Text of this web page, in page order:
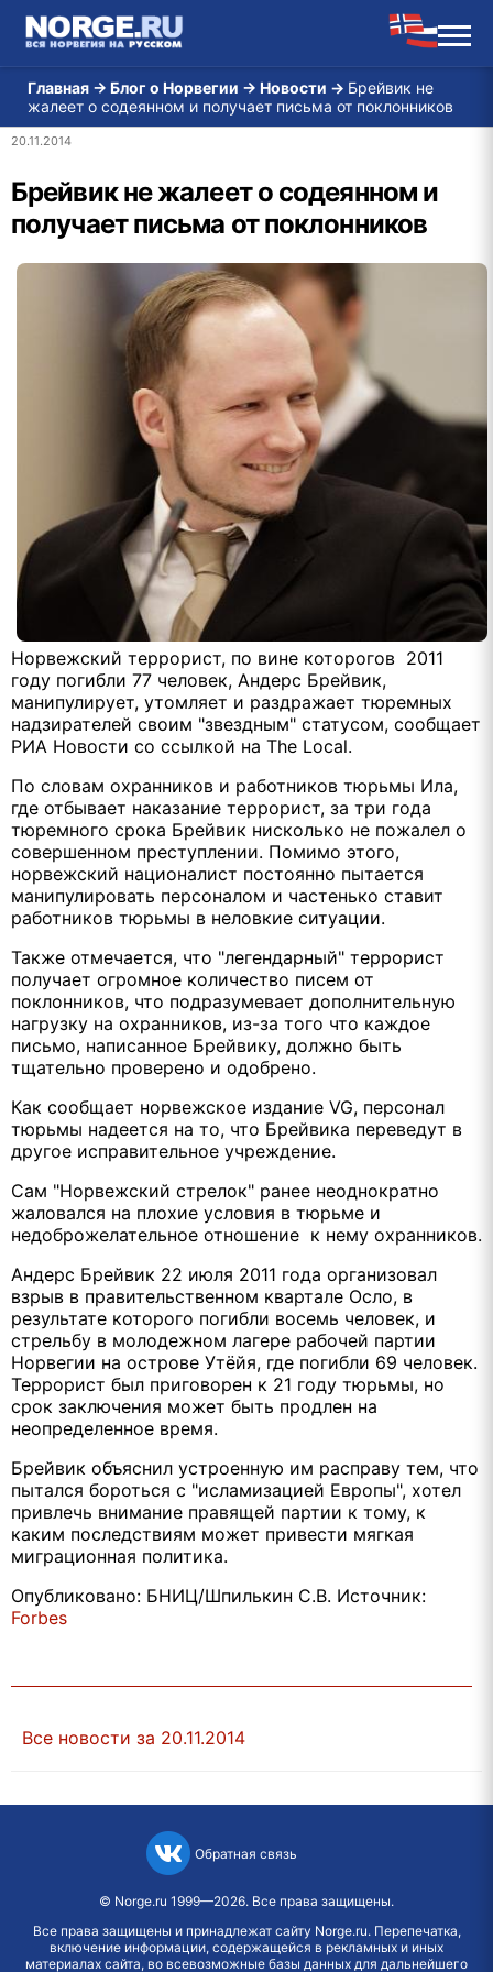
Главная → Блог о Норвегии → Новости → Брейвик не
жалеет о содеянном и получает письма от поклонников
20.11.2014
Брейвик не жалеет о содеянном и
получает письма от поклонников
Норвежский террорист, по вине которогов 2011
году погибли 77 человек, Андерс Брейвик,
манипулирует, утомляет и раздражает тюремных
надзирателей своим "звездным" статусом, сообщает
РИА Новости со ссылкой на The Local.
По словам охранников и работников тюрьмы Ила,
где отбывает наказание террорист, за три года
тюремного срока Брейвик нисколько не пожалел о
совершенном преступлении. Помимо этого,
норвежский националист постоянно пытается
манипулировать персоналом и частенько ставит
работников тюрьмы в неловкие ситуации.
Также отмечается, что "легендарный" террорист
получает огромное количество писем от
поклонников, что подразумевает дополнительную
нагрузку на охранников, из-за того что каждое
письмо, написанное Брейвику, должно быть
тщательно проверено и одобрено.
Как сообщает норвежское издание VG, персонал
тюрьмы надеется на то, что Брейвика переведут в
другое исправительное учреждение.
Сам "Норвежский стрелок" ранее неоднократно
жаловался на плохие условия в тюрьме и
недоброжелательное отношение к нему охранников.
Андерс Брейвик 22 июля 2011 года организовал
взрыв в правительственном квартале Осло, в
результате которого погибли восемь человек, и
стрельбу в молодежном лагере рабочей партии
Норвегии на острове Утёйя, где погибли 69 человек.
Террорист был приговорен к 21 году тюрьмы, но
срок заключения может быть продлен на
неопределенное время.
Брейвик объяснил устроенную им расправу тем, что
пытался бороться с "исламизацией Европы", хотел
привлечь внимание правящей партии к тому, к
каким последствиям может привести мягкая
миграционная политика.
Опубликовано: БНИЦ/Шпилькин С.В. Источник:
Forbes
Все новости за 20.11.2014
Обратная связь
© Norge.ru 1999—2026. Все права защищены.
Все права защищены и принадлежат сайту Norge.ru. Перепечатка,
включение информации, содержащейся в рекламных и иных
материалах сайта, во всевозможные базы данных для дальнейшего